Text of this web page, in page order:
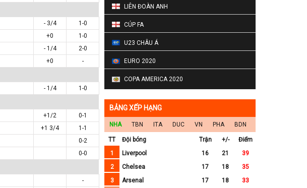
- 3/4
1-0
+0
1-0
- 1/4
2-0
+0
-
- 1/4
1-0
+1/2
0-1
+1 3/4
1-1
0-2
0-0
-
LIÊN ĐOÀN ANH
CÚP FA
U23 CHÂU Á
EURO 2020
COPA AMERICA 2020
BẢNG XẾP HẠNG
NHA TBN ITA DUC VN PHA BDN
TT Đội bóng Trận +/-
Điểm
1
Liverpool 16 21
39
2
Chelsea 17 18
35
3
Arsenal 17 18
33